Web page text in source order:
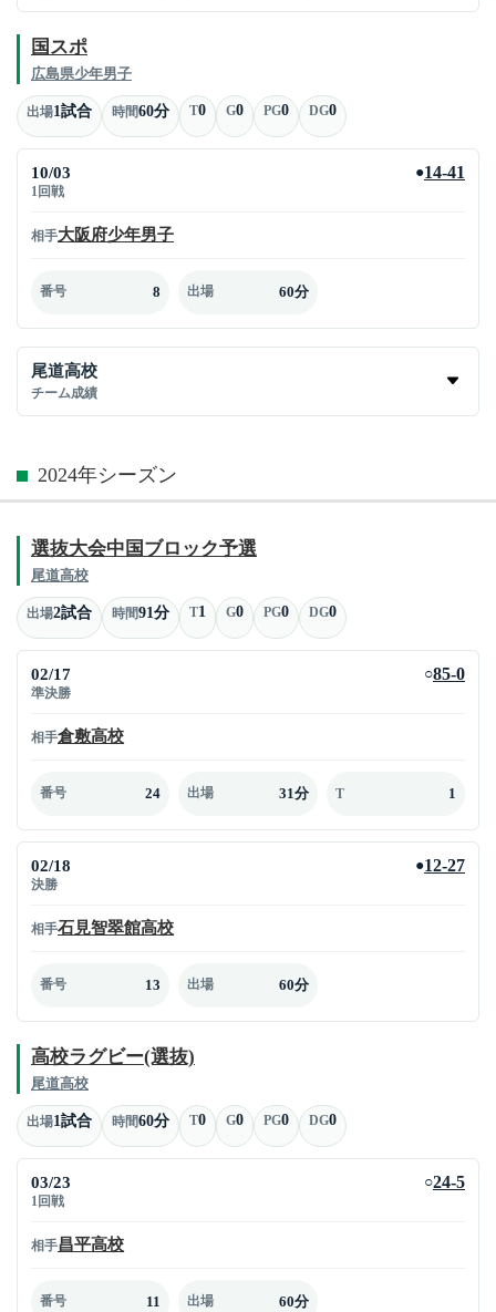
国スポ
広島県少年男子
出場1試合 時間60分 T0 G0 PG0 DG0
10/03
1回戦
●14-41
相手大阪府少年男子
番号 8 出場 60分
尾道高校
チーム成績
2024年シーズン
選抜大会中国ブロック予選
尾道高校
出場2試合 時間91分 T1 G0 PG0 DG0
02/17
準決勝
○85-0
相手倉敷高校
番号 24 出場 31分 T 1
02/18
決勝
●12-27
相手石見智翠館高校
番号 13 出場 60分
高校ラグビー(選抜)
尾道高校
出場1試合 時間60分 T0 G0 PG0 DG0
03/23
1回戦
○24-5
相手昌平高校
番号 11 出場 60分